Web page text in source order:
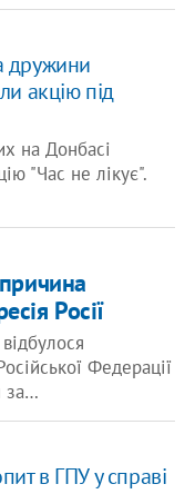
дружини
акцію під
на Донбасі
"Час не лікує".
Росії
Федерації
за…
в ГПУ у справі